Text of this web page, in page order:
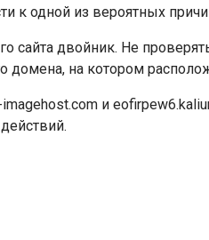
к одной из вероятных
сайта двойник. Не
домена, на котором
и